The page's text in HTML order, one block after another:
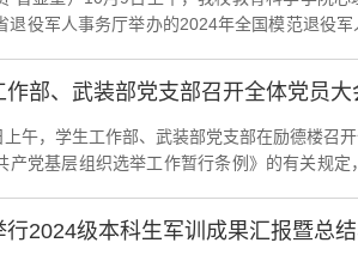
退役军人事务厅举办的2024年全国模范退役
并攻读了心理学硕士研究生与博士研究生。训
作部、武装部党支部召开全体党员大
午，学生工作部、武装部党支部在励德楼召
产党基层组织选举工作暂行条例》的有关规
步，将团结带领支部全体党员开拓进取，奋
行2024级本科生军训成果汇报暨总